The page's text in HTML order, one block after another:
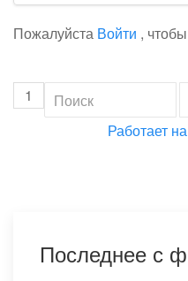
Пожалуйста Войти ,
1
Работает на
Последнее с